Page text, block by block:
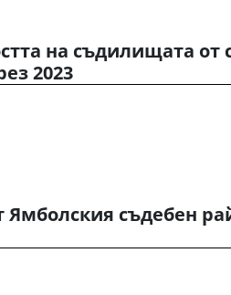
на съдилищата от
2023
съдебен